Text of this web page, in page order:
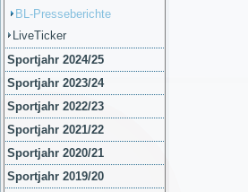
BL-Presseberichte
LiveTicker
Sportjahr 2024/25
Sportjahr 2023/24
Sportjahr 2022/23
Sportjahr 2021/22
Sportjahr 2020/21
Sportjahr 2019/20